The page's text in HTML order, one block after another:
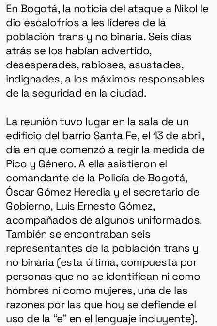
En Bogotá, la noticia del ataque a Nikol le
dio escalofríos a les líderes de la
población trans y no binaria. Seis días
atrás se los habían advertido,
desesperades, rabioses, asustades,
indignades, a los máximos responsables
de la seguridad en la ciudad.
La reunión tuvo lugar en la sala de un
edificio del barrio Santa Fe, el 13 de abril,
día en que comenzó a regir la medida de
Pico y Género. A ella asistieron el
comandante de la Policía de Bogotá,
Óscar Gómez Heredia y el secretario de
Gobierno, Luis Ernesto Gómez,
acompañados de algunos uniformados.
También se encontraban seis
representantes de la población trans y
no binaria (esta última, compuesta por
personas que no se identifican ni como
hombres ni como mujeres, una de las
razones por las que hoy se defiende el
uso de la “e” en el lenguaje incluyente).